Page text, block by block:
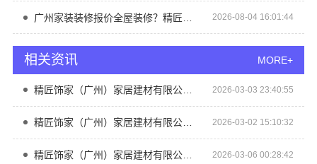
2026-08-04 16:01:44
相关资讯 MORE+
精匠饰家（广州）家居建材有限公司：品质生活 从精匠开始 2026-03-03 23:40:55
精匠饰家（广州）家居建材有限公司：精工细作 饰家之美 2026-03-02 15:10:32
精匠饰家（广州）家居建材有限公司：装修找精匠 放心又省心 2026-03-06 00:28:42